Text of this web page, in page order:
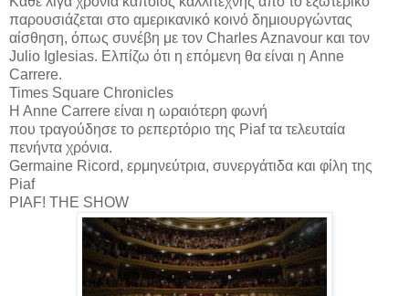
παρουσιάζεται στο αμερικανικό κοινό δημιουργώντας
αίσθηση, όπως συνέβη με τον Charles Aznavour και τον
Julio Iglesias. Ελπίζω ότι η επόμενη θα είναι η Anne
Carrere.
Times Square Chronicles
H Anne Carrere είναι η ωραιότερη φωνή
που τραγούδησε το ρεπερτόριο της Piaf τα τελευταία
πενήντα χρόνια.
Germaine Ricord, ερμηνεύτρια, συνεργάτιδα και φίλη της
Piaf
PIAF! THE SHOW